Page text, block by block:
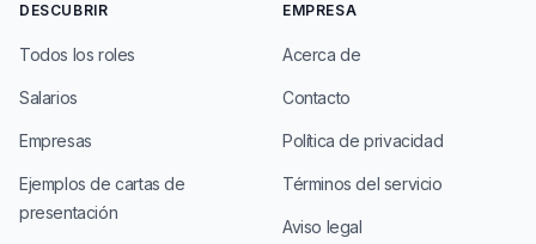
DESCUBRIR
Todos los roles
Salarios
Empresas
Ejemplos de cartas de
presentación
EMPRESA
Acerca de
Contacto
Política de privacidad
Términos del servicio
Aviso legal